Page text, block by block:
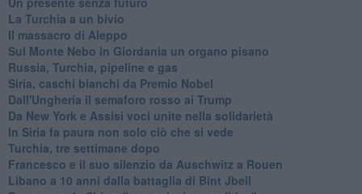
La Turchia a un bivio
Il massacro di Aleppo
Sul Monte Nebo in Giordania un organo pisano
Russia, Turchia, pipeline e gas
Siria, caschi bianchi da Premio Nobel
Dall'Ungheria il semaforo rosso ai Trump
Da New York e Assisi voci unite nella solidarietà
In Siria fa paura non solo ciò che si vede
Turchia, tre settimane dopo
Francesco e il suo silenzio da Auschwitz a Rouen
Libano a 10 anni dalla battaglia di Bint Jbeil